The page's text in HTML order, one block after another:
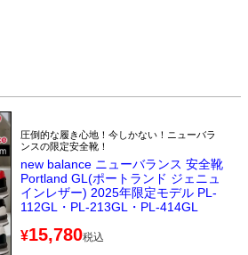
圧倒的な履き心地！今しかない！ニューバラ
ンスの限定安全靴！
new balance ニューバランス 安全靴
Portland GL(ポートランド ジェニュ
インレザー) 2025年限定モデル PL-
112GL・PL-213GL・PL-414GL
¥15,780税込